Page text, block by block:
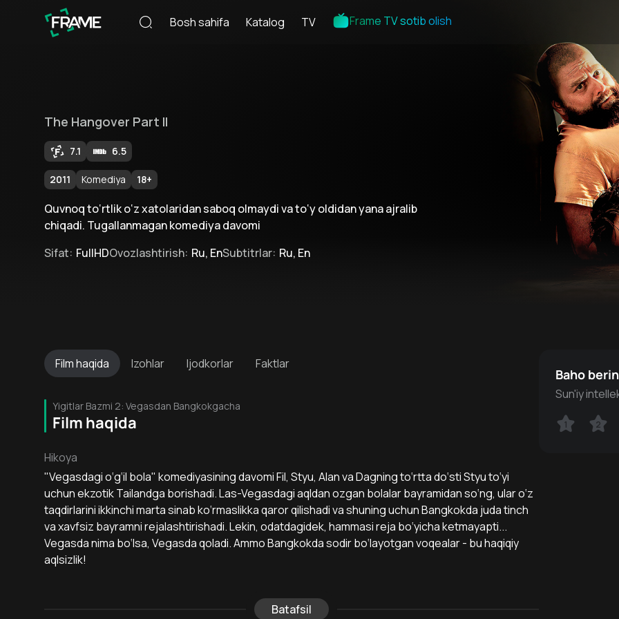
Bosh sahifa Katalog TV Frame TV sotib olish
The Hangover Part II
7.1 6.5
2011 Komediya 18+
Quvnoq to‘rtlik o‘z xatolaridan saboq olmaydi va to‘y oldidan yana ajralib
chiqadi. Tugallanmagan komediya davomi
Sifat: FullHDOvozlashtirish: Ru, EnSubtitrlar: Ru, En
Filmhaqida Izohlar Ijodkorlar Faktlar
Yigitlar Bazmi 2: Vegasdan Bangkokgacha
Film haqida
Hikoya
"Vegasdagi o‘g‘il bola" komediyasining davomi Fil, Styu, Alan va Dagning to‘rtta do‘sti Styu to‘yi
uchun ekzotik Tailandga borishadi. Las-Vegasdagi aqldan ozgan bolalar bayramidan so‘ng, ular o‘z
taqdirlarini ikkinchi marta sinab ko‘rmaslikka qaror qilishadi va shuning uchun Bangkokda juda tinch
va xavfsiz bayramni rejalashtirishadi. Lekin, odatdagidek, hammasi reja bo‘yicha ketmayapti...
Vegasda nima bo‘lsa, Vegasda qoladi. Ammo Bangkokda sodir bo‘layotgan voqealar - bu haqiqiy
aqlsizlik!
Batafsil
Baho
Sun'iy
1 2
1 2